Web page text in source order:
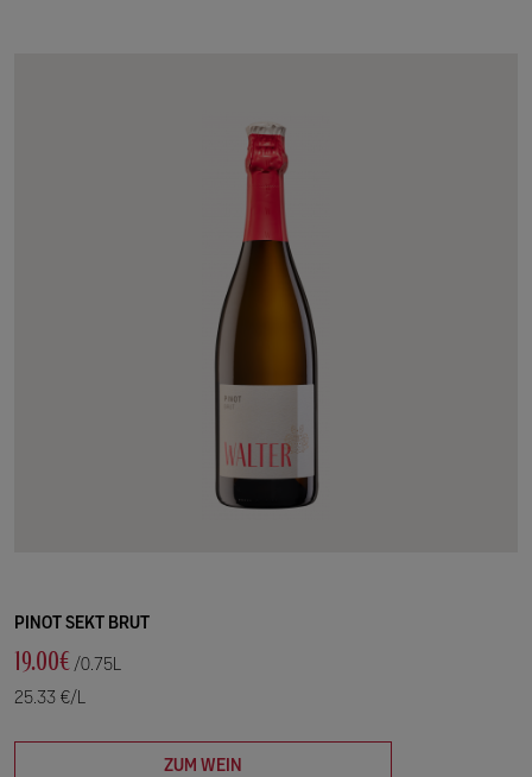
PINOT SEKT BRUT
19.00€ /0.75L
25.33 €/L
ZUM WEIN